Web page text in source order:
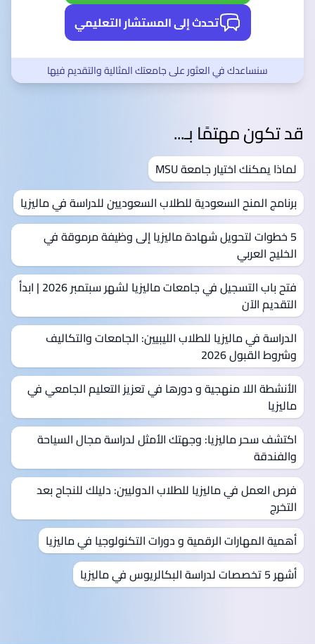
تحدث إلى المستشار التعليمي
سنساعدك في العثور على جامعتك المثالية والتقديم فيها
قد تكون مهتمًا بـ...
لماذا يمكنك اختيار جامعة MSU
برنامج المنح السعودية للطلاب السعوديين للدراسة في ماليزيا
5 خطوات لتحويل شهادة ماليزيا إلى وظيفة مرموقة في
الخليج العربي
فتح باب التسجيل في جامعات ماليزيا لشهر سبتمبر 2026 | ابدأ
التقديم الآن
الدراسة في ماليزيا للطلاب الليبيين: الجامعات والتكاليف
وشروط القبول 2026
الأنشطة اللا منهجية و دورها في تعزيز التعليم الجامعي في
ماليزيا
اكتشف سحر ماليزيا: وجهتك الأمثل لدراسة مجال السياحة
والفندقة
فرص العمل في ماليزيا للطلاب الدوليين: دليلك للنجاح بعد
التخرج
أهمية المهارات الرقمية و دورات التكنولوجيا في ماليزيا
أشهر 5 تخصصات لدراسة البكالريوس في ماليزيا